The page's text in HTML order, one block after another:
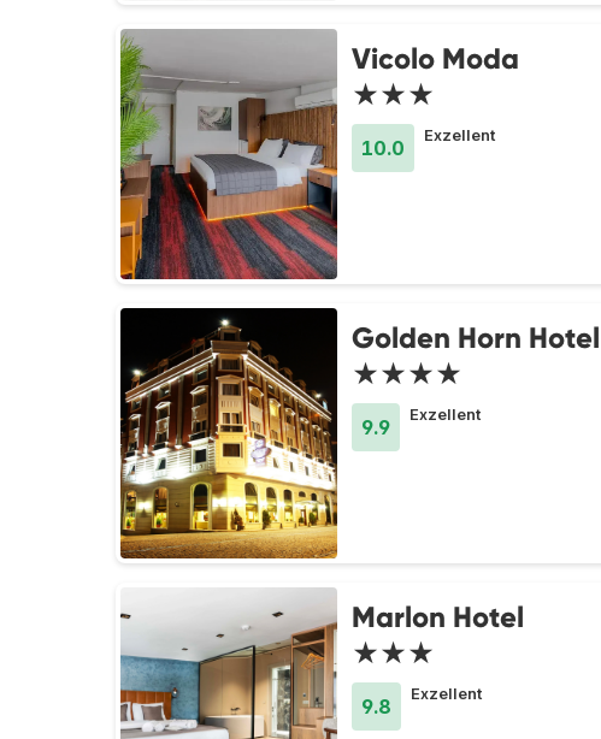
Vicolo Moda
★★★
10.0
Exzellent
Golden Horn Hotel
★★★★
9.9
Exzellent
Marlon Hotel
★★★
9.8
Exzellent